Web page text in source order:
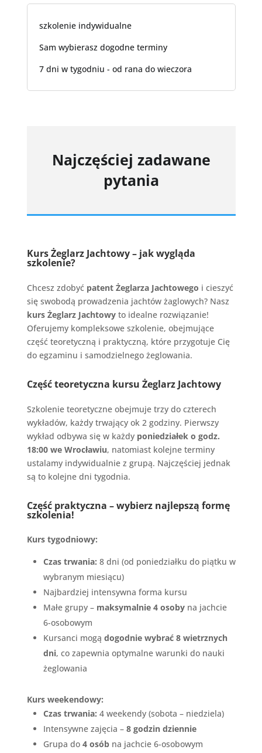
szkolenie indywidualne
Sam wybierasz dogodne terminy
7 dni w tygodniu - od rana do wieczora
Najczęściej zadawane
pytania
Kurs Żeglarz Jachtowy – jak wygląda
szkolenie?
Chcesz zdobyć patent Żeglarza Jachtowego i cieszyć
się swobodą prowadzenia jachtów żaglowych? Nasz
kurs Żeglarz Jachtowyto idealne rozwiązanie!
Oferujemy kompleksowe szkolenie, obejmujące
część teoretyczną i praktyczną, które przygotuje Cię
do egzaminu i samodzielnego żeglowania.
Część teoretyczna kursu Żeglarz Jachtowy
Szkolenie teoretyczne obejmuje trzy do czterech
wykładów, każdy trwający ok 2 godziny. Pierwszy
wykład odbywa się w każdy poniedziałek o godz.
18:00 we Wrocławiu, natomiast kolejne terminy
ustalamy indywidualnie z grupą. Najczęściej jednak
są to kolejne dni tygodnia.
Część praktyczna – wybierz najlepszą formę
szkolenia!
Kurs tygodniowy:
Czas trwania: 8 dni (od poniedziałku do piątku w
wybranym miesiącu)
Najbardziej intensywna forma kursu
Małe grupy – maksymalnie 4 osobyna jachcie
6-osobowym
Kursanci mogą dogodnie wybrać 8 wietrznych
dni, co zapewnia optymalne warunki do nauki
żeglowania
Kurs weekendowy:
Czas trwania: 4 weekendy (sobota – niedziela)
Intensywne zajęcia – 8 godzin dziennie
Grupa do 4 osóbna jachcie 6-osobowym